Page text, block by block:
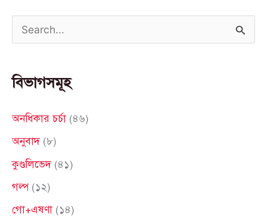
a
c
o
:
বিভাগসমূহ
অনধিকার চর্চা (৪৬)
অনুবাদ(৮)
কুণ্ডলিভেদ(৪১)
গল্প(১২)
গো+এষণা (১৪)